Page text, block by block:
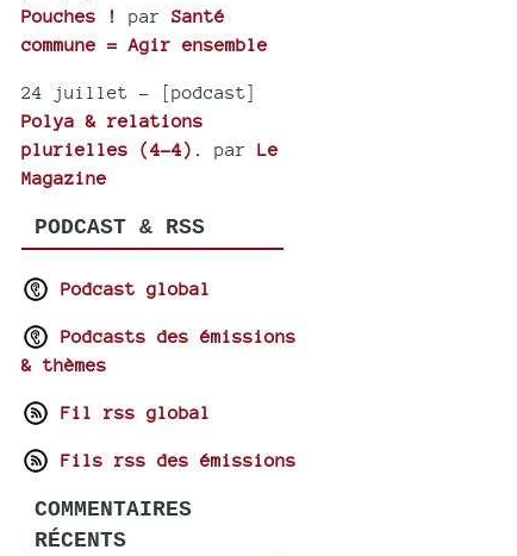
Pouches !
parSanté
commune = Agir ensemble
24 juillet- [podcast]
Polya & relations
plurielles (4-4).
parLe
Magazine
PODCAST & RSS
Podcast global
Podcasts des émissions
& thèmes
Fil rss global
Fils rss des émissions
COMMENTAIRES
RÉCENTS